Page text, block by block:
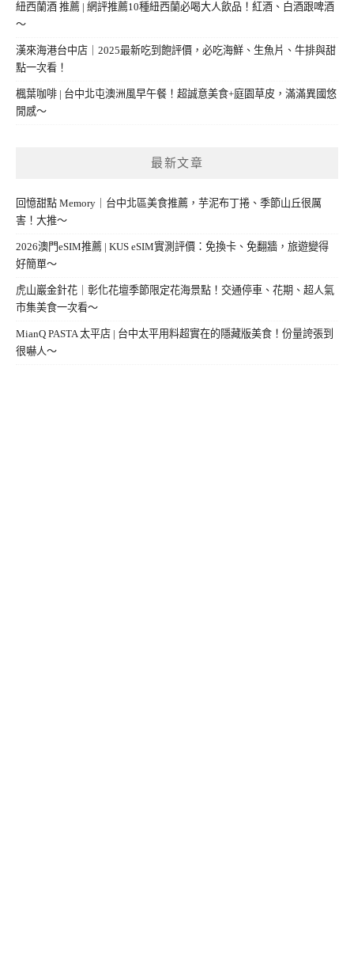
紐西蘭酒 推薦 | 網評推薦10種紐西蘭必喝大人飲品！紅酒、白酒跟啤酒
～
漢來海港台中店｜2025最新吃到飽評價，必吃海鮮、生魚片、牛排與甜
點一次看！
楓葉咖啡 | 台中北屯澳洲風早午餐！超誠意美食+庭園草皮，滿滿異國悠
閒感～
最新文章
回憶甜點 Memory｜台中北區美食推薦，芋泥布丁捲、季節山丘很厲
害！大推～
2026澳門eSIM推薦 | KUS eSIM實測評價：免換卡、免翻牆，旅遊變得
好簡單～
虎山巖金針花｜彰化花壇季節限定花海景點！交通停車、花期、超人氣
市集美食一次看～
MianQ PASTA 太平店 | 台中太平用料超實在的隱藏版美食！份量誇張到
很嚇人～